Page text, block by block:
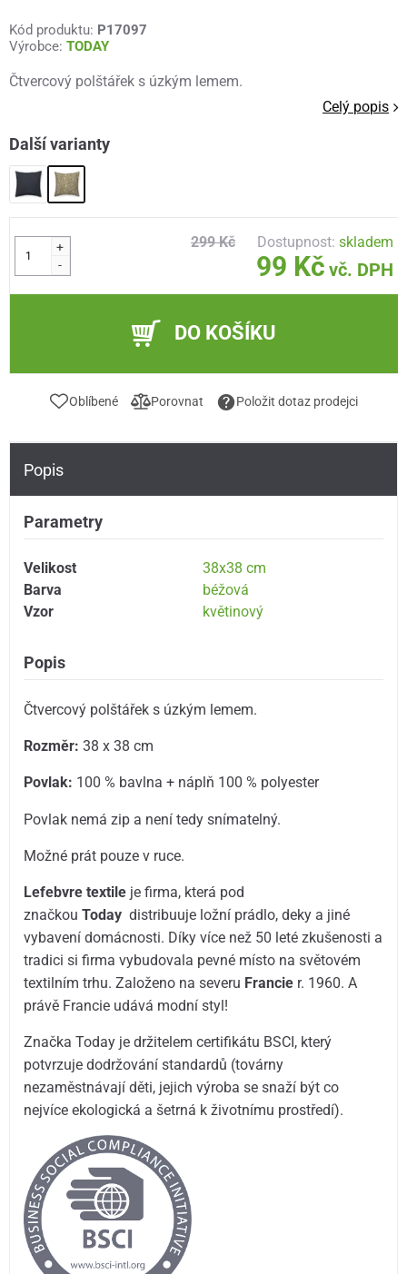
Kód produktu: P17097
Výrobce: TODAY
Čtvercový polštářek s úzkým lemem.
Celý popis
Další varianty
+
-
299 Kč Dostupnost:skladem
99 Kč vč. DPH
DO KOŠÍKU
Oblíbené Porovnat Položit dotaz prodejci
Popis
Parametry
Velikost
38x38 cm
Barva
béžová
Vzor
květinový
Popis
Čtvercový polštářek s úzkým lemem.
Rozměr: 38 x 38 cm
Povlak: 100 % bavlna + náplň 100 % polyester
Povlak nemá zip a není tedy snímatelný.
Možné prát pouze v ruce.
Lefebvre textile je firma, která pod
značkouToday distribuuje ložní prádlo, deky a jiné
vybavení domácnosti. Díky více než 50 leté zkušenosti a
tradici si firma vybudovala pevné místo na světovém
textilním trhu. Založeno na severu Francie r. 1960. A
právě Francie udává modní styl!
Značka Today je držitelem certifikátu BSCI, který
potvrzuje dodržování standardů (továrny
nezaměstnávají děti, jejich výroba se snaží být co
nejvíce ekologická a šetrná k životnímu prostředí).